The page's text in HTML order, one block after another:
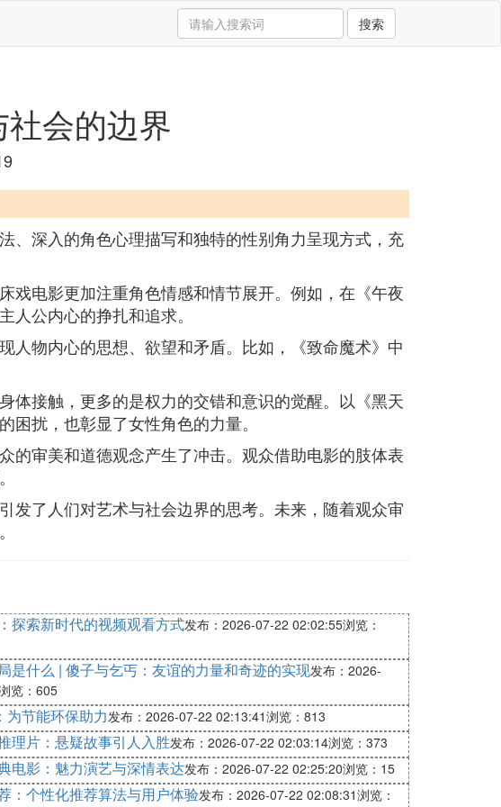
搜索
会的边界
、深入的角色心理描写和独特的性别角力呈现方式，充
戏电影更加注重角色情感和情节展开。例如，在《午夜
公内心的挣扎和追求。
人物内心的思想、欲望和矛盾。比如，《致命魔术》中
体接触，更多的是权力的交错和意识的觉醒。以《黑天
扰，也彰显了女性角色的力量。
的审美和道德观念产生了冲击。观众借助电影的肢体表
发了人们对艺术与社会边界的思考。未来，随着观众审
探索新时代的视频观看方式发布：2026-07-22 02:02:55浏览：
是什么 | 傻子与乞丐：友谊的力量和奇迹的实现发布：2026-
览：605
为节能环保助力发布：2026-07-22 02:13:41浏览：813
理片：悬疑故事引人入胜发布：2026-07-22 02:03:14浏览：373
电影：魅力演艺与深情表达发布：2026-07-22 02:25:20浏览：15
：个性化推荐算法与用户体验发布：2026-07-22 02:08:31浏览：